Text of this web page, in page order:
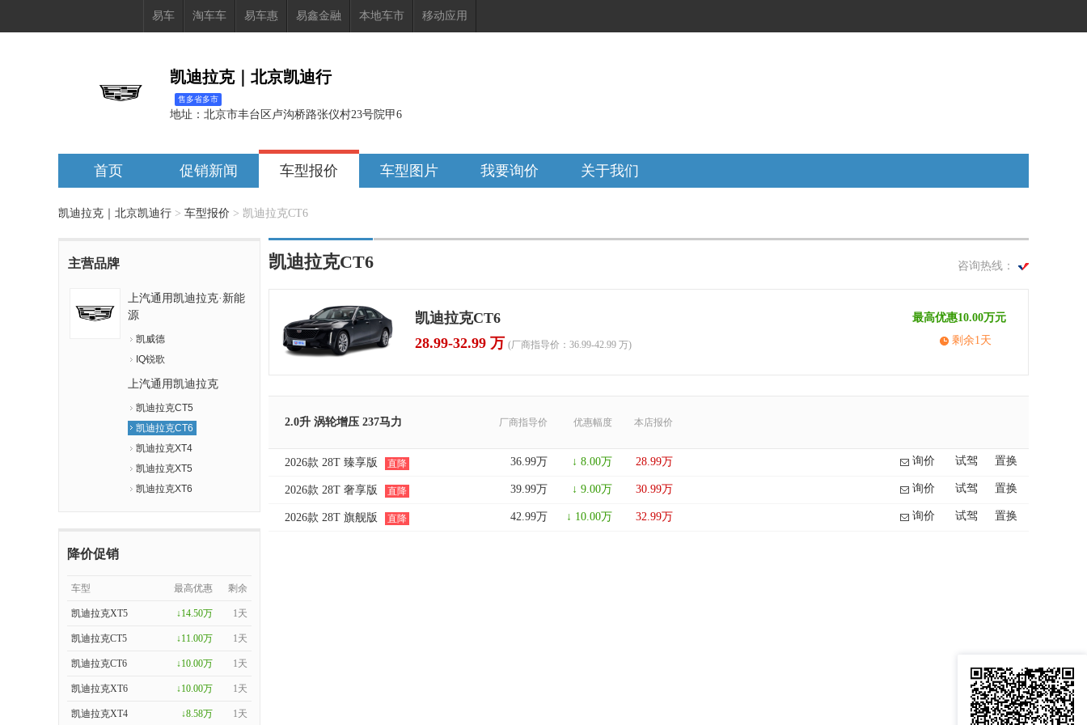
易车 淘车车 易车惠 易鑫金融 本地车市 移动应用
凯迪拉克｜北京凯迪行
售多省多市
地址： 北京市丰台区卢沟桥路张仪村23号院甲6
首页 促销新闻 车型报价 车型图片 我要询价 关于我们
凯迪拉克｜北京凯迪行 > 车型报价 > 凯迪拉克CT6
主营品牌
上汽通用凯迪拉克·新能
源
凯威德
IQ锐歌
上汽通用凯迪拉克
凯迪拉克CT5
凯迪拉克CT6
凯迪拉克XT4
凯迪拉克XT5
凯迪拉克XT6
降价促销
车型 最高优惠 剩余
凯迪拉克XT5 ↓14.50万 1天
凯迪拉克CT5 ↓11.00万 1天
凯迪拉克CT6 ↓10.00万 1天
凯迪拉克XT6 ↓10.00万 1天
凯迪拉克XT4 ↓8.58万 1天
凯迪拉克CT6 咨询热线：
凯迪拉克CT6
28.99-32.99 万 (厂商指导价：36.99-42.99 万)
最高优惠10.00万元
剩余1天
2.0升 涡轮增压 237马力 厂商指导价 优惠幅度 本店报价
2026款 28T 臻享版 直降 36.99万 ↓ 8.00万 28.99万 询价 试驾 置换
2026款 28T 奢享版 直降 39.99万 ↓ 9.00万 30.99万 询价 试驾 置换
2026款 28T 旗舰版 直降 42.99万 ↓ 10.00万 32.99万 询价 试驾 置换